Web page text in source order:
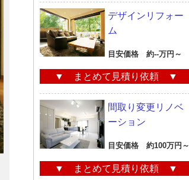
デザインリフォー
ム
目安価格 約--万円～
▼ まとめて見積り依頼 ▼
間取り変更リノベ
ーション
目安価格 約100万円～
▼ まとめて見積り依頼 ▼